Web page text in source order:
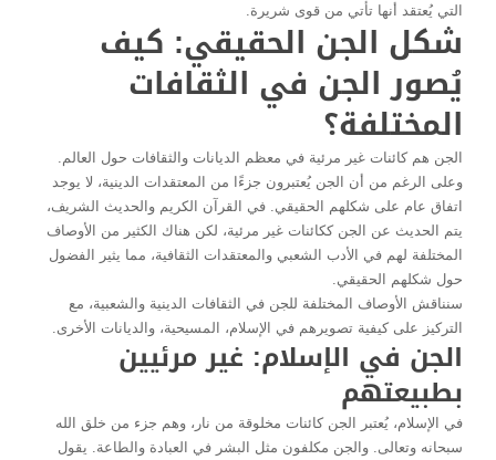
التي يُعتقد أنها تأتي من قوى شريرة.
شكل الجن الحقيقي: كيف
يُصور الجن في الثقافات
المختلفة؟
الجن هم كائنات غير مرئية في معظم الديانات والثقافات حول العالم.
وعلى الرغم من أن الجن يُعتبرون جزءًا من المعتقدات الدينية، لا يوجد
اتفاق عام على شكلهم الحقيقي. في القرآن الكريم والحديث الشريف،
يتم الحديث عن الجن ككائنات غير مرئية، لكن هناك الكثير من الأوصاف
المختلفة لهم في الأدب الشعبي والمعتقدات الثقافية، مما يثير الفضول
حول شكلهم الحقيقي.
سنناقش الأوصاف المختلفة للجن في الثقافات الدينية والشعبية، مع
التركيز على كيفية تصويرهم في الإسلام، المسيحية، والديانات الأخرى.
الجن في الإسلام: غير مرئيين
بطبيعتهم
في الإسلام، يُعتبر الجن كائنات مخلوقة من نار، وهم جزء من خلق الله
سبحانه وتعالى. والجن مكلفون مثل البشر في العبادة والطاعة. يقول